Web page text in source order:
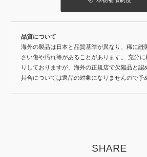
品質について
海外の製品は日本と品質基準が異なり、稀に縫
さい傷や汚れ等があることがあります。 充分
りしておりますが、海外の正規店で欠陥品と認
具合については返品の対象になりませんので予
SHARE